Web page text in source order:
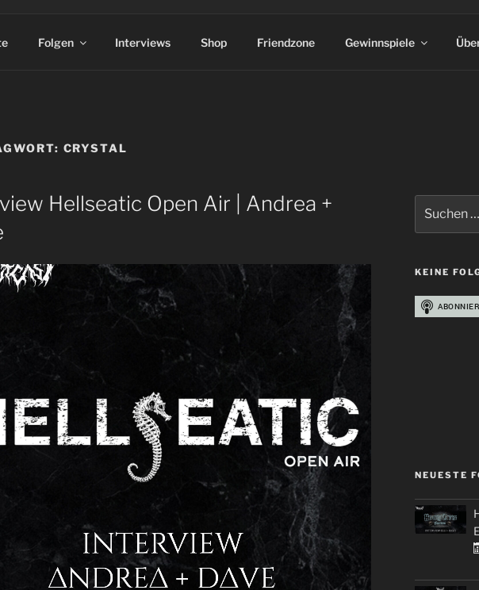
Folgen Interviews Shop Friendzone Gewinnspiele
CRYSTAL
Hellseatic Open Air | Andrea +
nach:
KEINE
NEUESTE